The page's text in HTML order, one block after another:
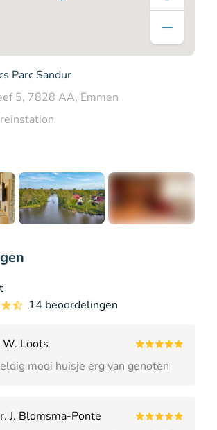
14 beoordelingen
W. Loots
mooi huisje erg van genoten
J. Blomsma-Ponte
Parc Sandur
5, 7828 AA, Emmen